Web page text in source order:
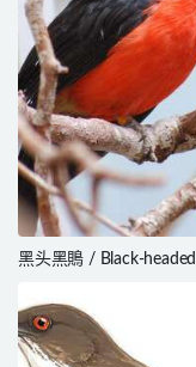
黑头黑鵙 / Black-headed